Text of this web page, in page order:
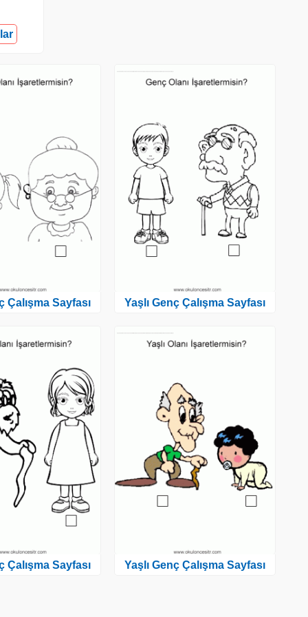
Çalışma Sayfası
Çalışma Sayfası
Yaşlı Genç Çalışma Sayfası
Yaşlı Genç Çalışma Sayfası